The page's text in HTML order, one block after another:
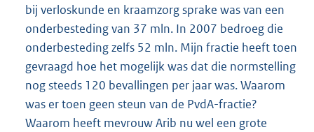
bij verloskunde en kraamzorg sprake was van een
onderbesteding van 37 mln. In 2007 bedroeg die
onderbesteding zelfs 52 mln. Mijn fractie heeft toen
gevraagd hoe het mogelijk was dat die normstelling
nog steeds 120 bevallingen per jaar was. Waarom
was er toen geen steun van de PvdA-fractie?
Waarom heeft mevrouw Arib nu wel een grote